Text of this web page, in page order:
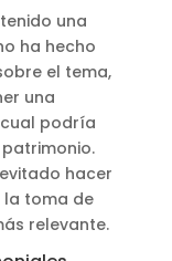
una
ha hecho
el tema,
una
podría
hacer
la toma de
relevante.